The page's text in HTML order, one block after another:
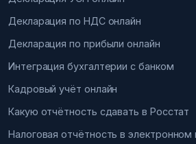
Декларация по НДС онлайн
Декларация по прибыли онлайн
Интеграция бухгалтерии с банком
Кадровый учёт онлайн
Какую отчётность сдавать в Росстат
Налоговая отчётность в электронном